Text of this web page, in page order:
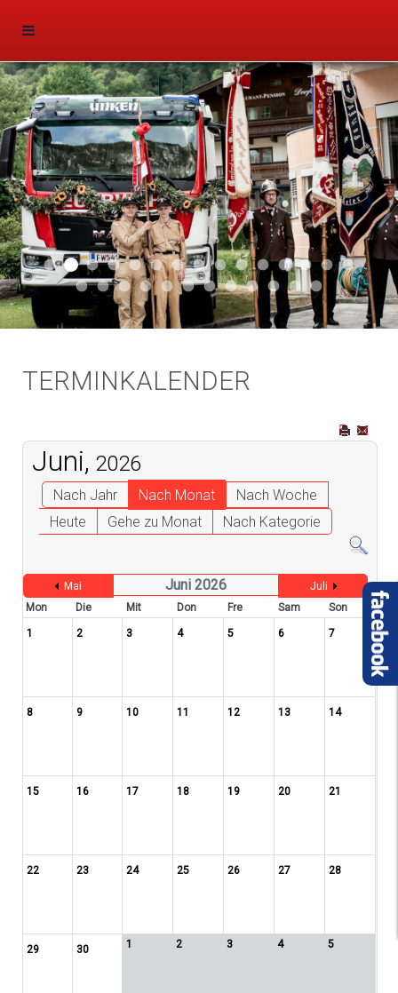
Aktuell 046
Aktuell 047
Start 011Aktuell 044
Aktuell 043
Aktuell 041
Aktuell 042
Aktuell 035
Aktuell 031
Aktuell 032
Aktuell 033
Aktuell 029
Aktuell 027
Aktuell 026
Start
Aktuell 024
Aktuell 019
Auto 010Start 010Start 002
Auto 002
Auto 009Auto 006Start 008
Start 005Start 003Start 006
TERMINKALENDER
Juni, 2026
Nach Jahr Nach Monat
Nach Woche
Heute
Gehe zu Monat Nach Kategorie
Mai Juni 2026
Juli
Mon
Die Mit Don Fre Sam Son
1 2 3 4 5 6 7
8 9 10 11 12 13 14
15 16 17 18 19 20 21
22 23 24 25 26 27 28
29 30 1 2 3 4 5